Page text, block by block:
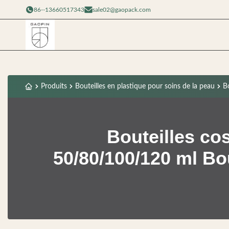
86--13660517343 sale02@gaopack.com
Produits Bouteilles en plastique pour soins de la peau
Bouteilles
50/80/100/120 ml